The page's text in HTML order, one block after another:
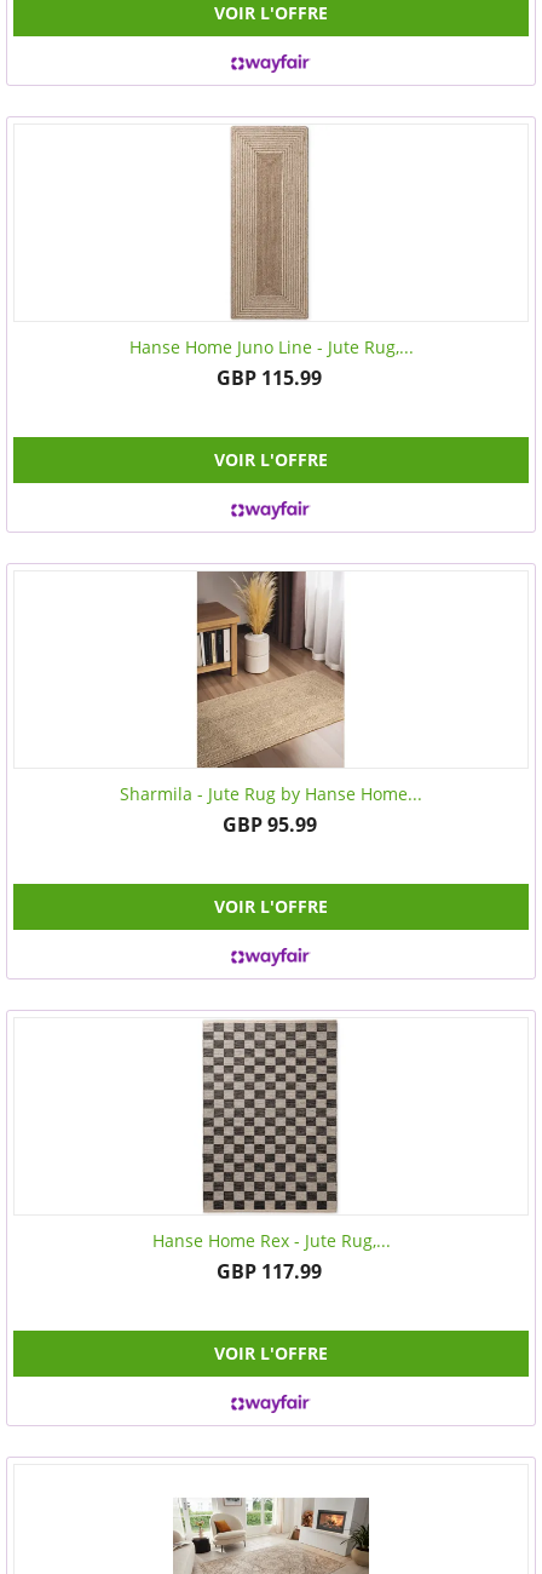
VOIR L'OFFRE
Hanse Home Juno Line - Jute Rug,...
GBP 115.99
VOIR L'OFFRE
Sharmila - Jute Rug by Hanse Home...
GBP 95.99
VOIR L'OFFRE
Hanse Home Rex - Jute Rug,...
GBP 117.99
VOIR L'OFFRE